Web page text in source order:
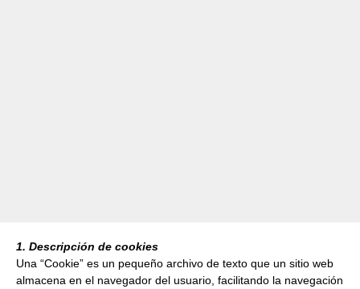
1. Descripción de cookies
Una “Cookie” es un pequeño archivo de texto que un sitio web
almacena en el navegador del usuario, facilitando la navegación